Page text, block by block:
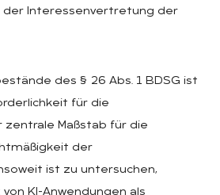
der Interessenvertretung der
des § 26 Abs. 1 BDSG ist
für die
zentrale Maßstab für die
der
ist zu untersuchen,
KI-Anwendungen als